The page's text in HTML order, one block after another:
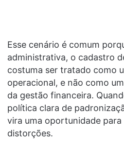
Esse cenário é comum
administrativa, o cadastro
costuma ser tratado como
operacional, e não como
da gestão financeira.
política clara de
vira uma oportunidade
distorções.